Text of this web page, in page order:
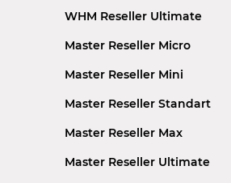
WHM Reseller Ultimate
Master Reseller Micro
Master Reseller Mini
Master Reseller Standart
Master Reseller Max
Master Reseller Ultimate